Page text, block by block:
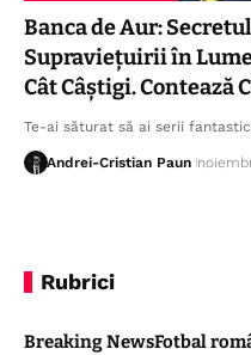
Banca de Aur:
Supraviețuirii în
Cât Câștigi. Contează
Te-ai săturat să ai serii
Andrei-Cristian Paun
Rubrici
Breaking NewsFotbal